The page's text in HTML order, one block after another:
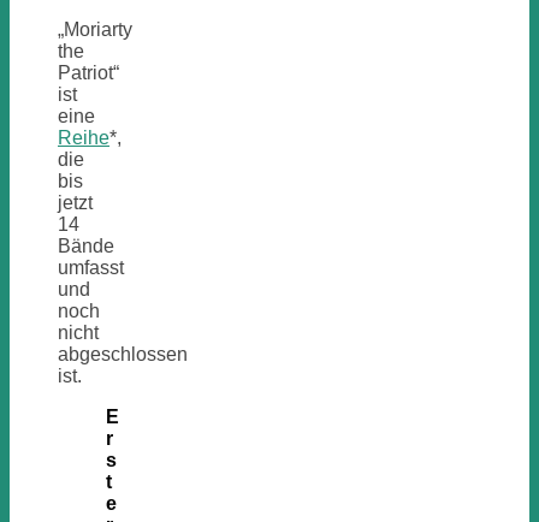
„Moriarty
the
Patriot“
ist
eine
Reihe*,
die
bis
jetzt
14
Bände
umfasst
und
noch
nicht
abgeschlossen
ist.
E
r
s
t
e